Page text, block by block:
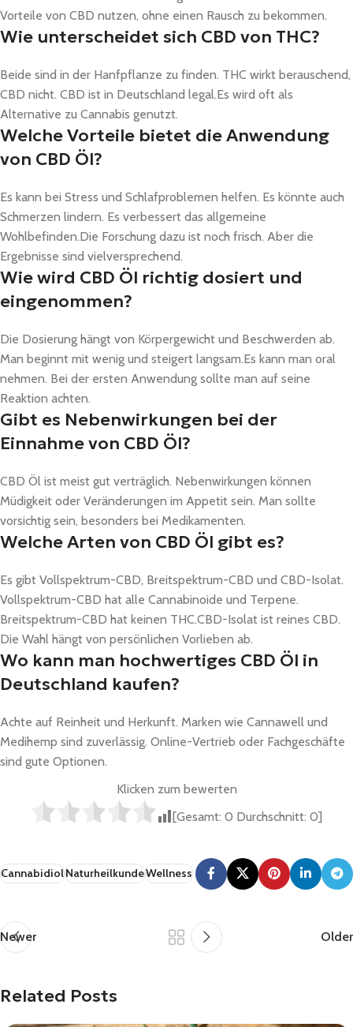
Vorteile von CBD nutzen, ohne einen Rausch zu bekommen.
Wie unterscheidet sich CBD von THC?
Beide sind in der Hanfpflanze zu finden. THC wirkt berauschend,
CBD nicht. CBD ist in Deutschland legal.Es wird oft als
Alternative zu Cannabis genutzt.
Welche Vorteile bietet die Anwendung
von CBD Öl?
Es kann bei Stress und Schlafproblemen helfen. Es könnte auch
Schmerzen lindern. Es verbessert das allgemeine
Wohlbefinden.Die Forschung dazu ist noch frisch. Aber die
Ergebnisse sind vielversprechend.
Wie wird CBD Öl richtig dosiert und
eingenommen?
Die Dosierung hängt von Körpergewicht und Beschwerden ab.
Man beginnt mit wenig und steigert langsam.Es kann man oral
nehmen. Bei der ersten Anwendung sollte man auf seine
Reaktion achten.
Gibt es Nebenwirkungen bei der
Einnahme von CBD Öl?
CBD Öl ist meist gut verträglich. Nebenwirkungen können
Müdigkeit oder Veränderungen im Appetit sein. Man sollte
vorsichtig sein, besonders bei Medikamenten.
Welche Arten von CBD Öl gibt es?
Es gibt Vollspektrum-CBD, Breitspektrum-CBD und CBD-Isolat.
Vollspektrum-CBD hat alle Cannabinoide und Terpene.
Breitspektrum-CBD hat keinen THC.CBD-Isolat ist reines CBD.
Die Wahl hängt von persönlichen Vorlieben ab.
Wo kann man hochwertiges CBD Öl in
Deutschland kaufen?
Achte auf Reinheit und Herkunft. Marken wie Cannawell und
Medihemp sind zuverlässig. Online-Vertrieb oder Fachgeschäfte
sind gute Optionen.
Klicken zum bewerten
[Gesamt: 0 Durchschnitt: 0]
CannabidiolNaturheilkundeWellness
Newer Older
Related Posts